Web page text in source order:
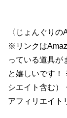
〈じょんぐり
※リンクは
っている道具が
と嬉しいです
シエイト含む）
アフィリエイト